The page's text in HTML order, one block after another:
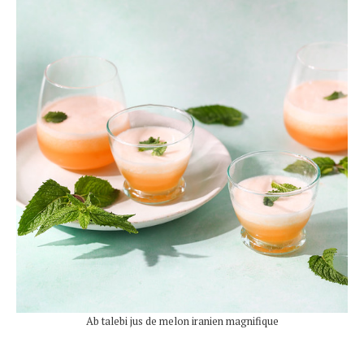
Ab talebi jus de melon iranien magnifique